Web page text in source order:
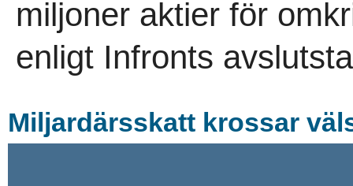
miljoner aktier för
enligt Infronts
Miljardärsskatt krossar